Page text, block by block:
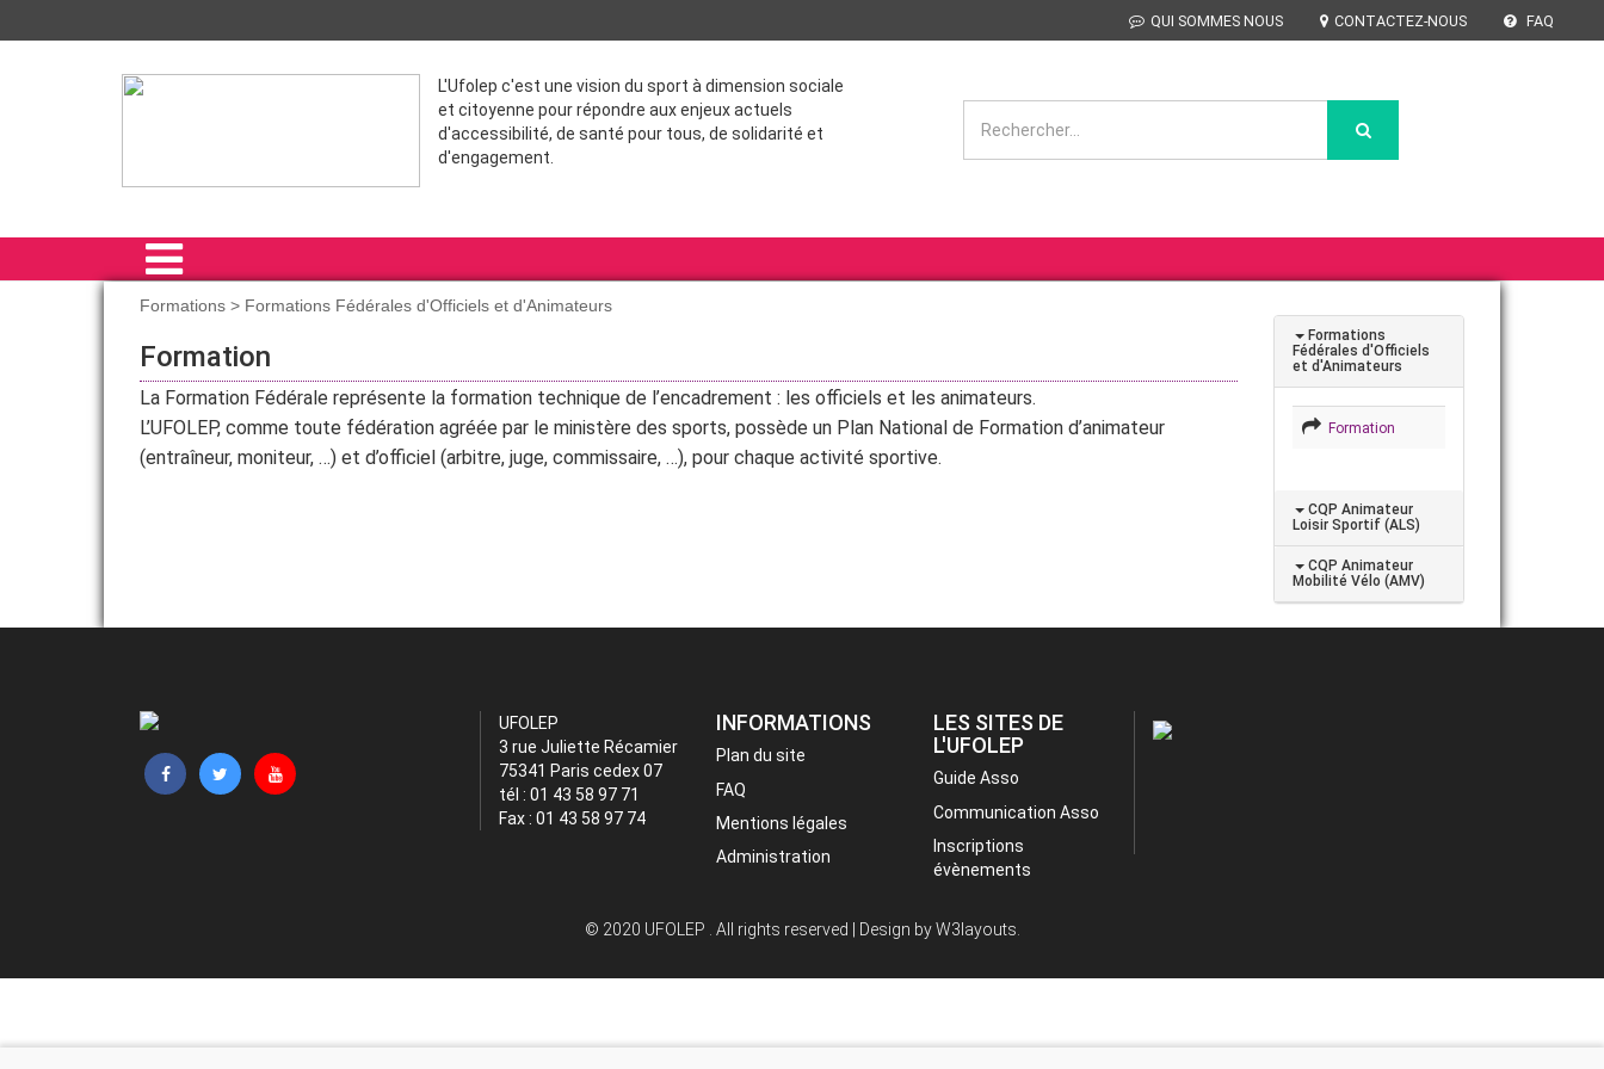
QUI SOMMES NOUS CONTACTEZ-NOUS FAQ
L'Ufolep c'est une vision du sport à dimension sociale
et citoyenne pour répondre aux enjeux actuels
d'accessibilité, de santé pour tous, de solidarité et
d'engagement.
LE COMITÉ RÉGIONAL
RAIDS
Formations > Formations Fédérales d'Officiels et d'Animateurs
Formation
La Formation Fédérale représente la formation technique de l’encadrement : les officiels et les animateurs.
L’UFOLEP, comme toute fédération agréée par le ministère des sports, possède un Plan National de Formation d’animateur
(entraîneur, moniteur, …) et d’officiel (arbitre, juge, commissaire, …), pour chaque activité sportive.
Formations
Fédérales d'Officiels
et d'Animateurs
Formation
CQP Animateur
Loisir Sportif (ALS)
CQP Animateur
Mobilité Vélo (AMV)
UFOLEP
3 rue Juliette Récamier
75341 Paris cedex 07
tél : 01 43 58 97 71
Fax : 01 43 58 97 74
INFORMATIONS
Plan du site
FAQ
Mentions légales
Administration
LES SITES DE
L'UFOLEP
Guide Asso
Communication Asso
Inscriptions
évènements
© 2020 UFOLEP . All rights reserved | Design byW3layouts.